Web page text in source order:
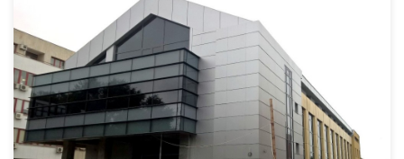
Proiectul pentru reabilitarea si extinderea Parchetului de pe langa
Tribunalul Constanta, a presupus reabilitarea a 3 corpuri de
cladire construite etapizat inainte de 1940. Cladirile existente
aveau un regim de inaltime demisol, parter, etaj 1 si mansarda,
alcatuite din pereti structurali din zidarie de caramida, rigidizati
ulterior cu samburi (stalpi) […]